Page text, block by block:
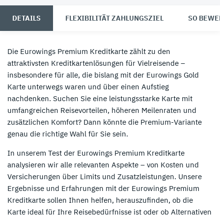
DETAILS FLEXIBILITÄT ZAHLUNGSZIEL SO
Die Eurowings Premium Kreditkarte zählt zu den
attraktivsten Kreditkartenlösungen für Vielreisende –
insbesondere für alle, die bislang mit der Eurowings Gold
Karte unterwegs waren und über einen Aufstieg
nachdenken. Suchen Sie eine leistungsstarke Karte mit
umfangreichen Reisevorteilen, höheren Meilenraten und
zusätzlichen Komfort? Dann könnte die Premium-Variante
genau die richtige Wahl für Sie sein.
In unserem Test der Eurowings Premium Kreditkarte
analysieren wir alle relevanten Aspekte – von Kosten und
Versicherungen über Limits und Zusatzleistungen. Unsere
Ergebnisse und Erfahrungen mit der Eurowings Premium
Kreditkarte sollen Ihnen helfen, herauszufinden, ob die
Karte ideal für Ihre Reisebedürfnisse ist oder ob Alternativen